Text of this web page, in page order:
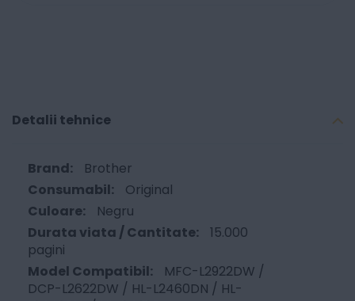
Detalii tehnice
Brother
Original
Negru
15.000
pagini
MFC-L2922DW /
DCP-L2622DW / HL-L2460DN / HL-